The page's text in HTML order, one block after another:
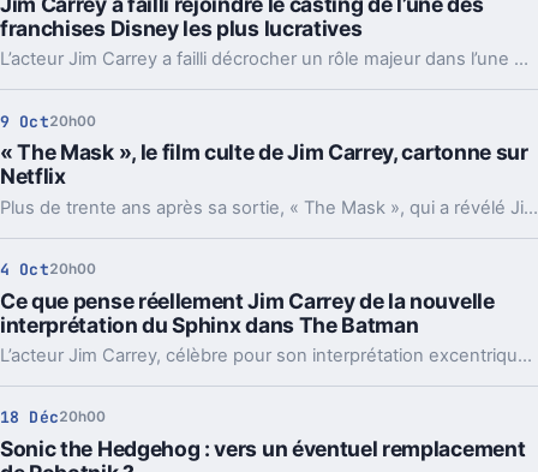
franchises Disney les plus lucratives
L’acteur Jim Carrey a failli décrocher un rôle majeur dans l’une des franchises cinématographiques les plus lucratives produites par Disney, une opportunité qui aurait pu marquer un tournant significatif dans sa carrière déjà remarquable.
9 Oct20h00
« The Mask », le film culte de Jim Carrey, cartonne sur
Netflix
Plus de trente ans après sa sortie, « The Mask », qui a révélé Jim Carrey dans les années 1990, figure désormais parmi les films les plus regardés sur Netflix.
4 Oct20h00
Ce que pense réellement Jim Carrey de la nouvelle
interprétation du Sphinx dans The Batman
L’acteur Jim Carrey, célèbre pour son interprétation excentrique du Sphinx dans Batman Forever, a récemment réagi à la nouvelle version du personnage dans The Batman, marquant ainsi l’évolution du rôle à travers différentes générations de films.
18 Déc20h00
Sonic the Hedgehog : vers un éventuel remplacement